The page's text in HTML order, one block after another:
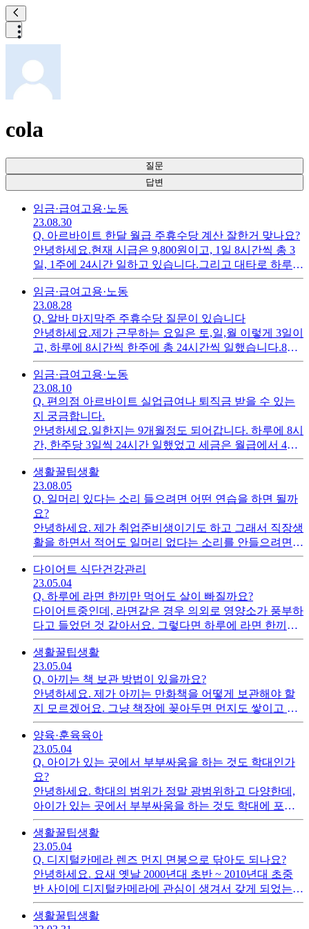
cola
질문
답변
임금·급여 고용·노동
23.08.30
Q. 아르바이트 한달 월급 주휴수당 계산 잘한거 맞나요?
안녕하세요.현재 시급은 9,800원이고, 1일 8시간씩 총 3
일, 1주에 24시간 일하고 있습니다.그리고 대타로 하루
추가로 8시간 일했는데요.이런경우에 제 한주동안의 주
휴수당은 47,040원이고, 추가 근무해준 한주는 62,720원
이렇게 해서47,040 x 3 = 141,120 + 62,720이렇게 계산하
는거 맞을까요?총 월급은 1,223,040원이 되는게 맞는지
궁금합니다.
임금·급여 고용·노동
23.08.28
Q. 알바 마지막주 주휴수당 질문이 있습니다
안녕하세요.제가 근무하는 요일은 토,일,월 이렇게 3일이
고, 하루에 8시간씩 한주에 총 24시간씩 일했습니다.8월
달부터 근무를 시작해서 8월 한달 근무는 어제로 모두 끝
마쳤습니다.그리고 이번주 금요일 9월1일에 마지막 근무
인데요. 이럴 경우에 8월달까지 일한 부분에 대해서는 주
휴수당을 모두 받을 수 있을까요?아니면 8월 마지막주는
주휴수당을 못받을까요?
임금·급여 고용·노동
23.08.10
Q. 편의점 아르바이트 실업급여나 퇴직금 받을 수 있는
지 궁금합니다.
안녕하세요.일한지는 9개월정도 되어갑니다. 하루에 8시
간, 한주당 3일씩 24시간 일했었고 세금은 월급에서 4대
보험이 아니라 3.3% 떼고 주셨었어요.근로계약서 작성
도 안했고 그냥 저런 식으로 매달 계좌에 급여만 지급받
았었는데 이런 경우엔 실업급여나 퇴직금 둘 다 못받을
까요?
생활꿀팁생활
23.08.05
Q. 일머리 있다는 소리 들으려면 어떤 연습을 하면 될까
요?
안녕하세요. 제가 취업준비생이기도 하고 그래서 직장생
활을 하면서 적어도 일머리 없다는 소리를 안들으려면
어떤 준비를 하고 가면 좋을지 직장인선배분들이 있으시
면 팁 한번만 부탁드립니다.
다이어트 식단건강관리
23.05.04
Q. 하루에 라면 한끼만 먹어도 살이 빠질까요?
다이어트중인데, 라면같은 경우 의외로 영양소가 풍부하
다고 들었던 것 같아서요. 그렇다면 하루에 라면 한끼로
식사를 대체하면 다이어트에 영향을 미치지 않을까요?
생활꿀팁생활
23.05.04
Q. 아끼는 책 보관 방법이 있을까요?
안녕하세요. 제가 아끼는 만화책을 어떻게 보관해야 할
지 모르겠어요. 그냥 책장에 꽂아두면 먼지도 쌓이고 변
색의 위험이 있을 것 같은데, 투명봉투에 넣어두기엔 꺼
내서 보기가 번거로울 것 같고... 좋은 보관 방법 아시는
분 계신가요?
양육·훈육육아
23.05.04
Q. 아이가 있는 곳에서 부부싸움을 하는 것도 학대인가
요?
안녕하세요. 학대의 범위가 정말 광범위하고 다양한데,
아이가 있는 곳에서 부부싸움을 하는 것도 학대에 포함
되는 행위인지 궁금합니다.
생활꿀팁생활
23.05.04
Q. 디지털카메라 렌즈 먼지 면봉으로 닦아도 되나요?
안녕하세요. 요새 옛날 2000년대 초반 ~ 2010년대 초중
반 사이에 디지털카메라에 관심이 생겨서 갖게 되었는데
요.렌즈부분에 기포같은게 껴있는 것 같고, 겉에 먼지도
붙어있는 것 같아보여서요. 이거 그냥 면봉으로 슥슥 닦
생활꿀팁생활